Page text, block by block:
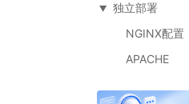
▶
独立部署
NGINX配置
APACHE